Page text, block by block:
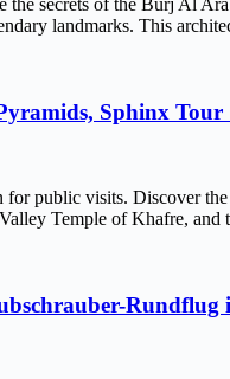
landmarks. This
Sphinx
for public visits. Discover
Temple of Khafre,
Rundflug